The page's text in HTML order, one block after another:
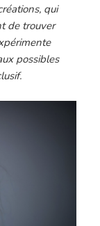
qui
de trouver
possibles